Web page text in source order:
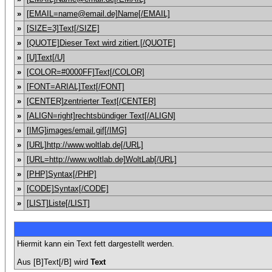
»
[EMAIL=name@email.de]Name[/EMAIL]
»
[SIZE=3]Text[/SIZE]
»
[QUOTE]Dieser Text wird zitiert.[/QUOTE]
»
[U]Text[/U]
»
[COLOR=#0000FF]Text[/COLOR]
»
[FONT=ARIAL]Text[/FONT]
»
[CENTER]zentrierter Text[/CENTER]
»
[ALIGN=right]rechtsbündiger Text[/ALIGN]
»
[IMG]images/email.gif[/IMG]
»
[URL]http://www.woltlab.de[/URL]
»
[URL=http://www.woltlab.de]WoltLab[/URL]
»
[PHP]Syntax[/PHP]
»
[CODE]Syntax[/CODE]
»
[LIST]Liste[/LIST]
Hiermit kann ein Text fett dargestellt werden.
Aus [B]Text[/B] wird Text